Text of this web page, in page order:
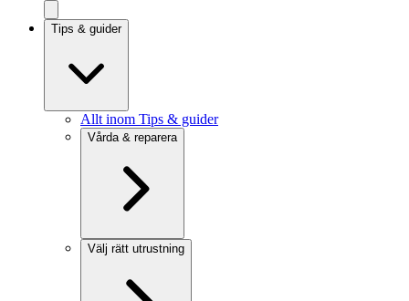
Tips & guider
Allt inom Tips & guider
Vårda & reparera
Välj rätt utrustning